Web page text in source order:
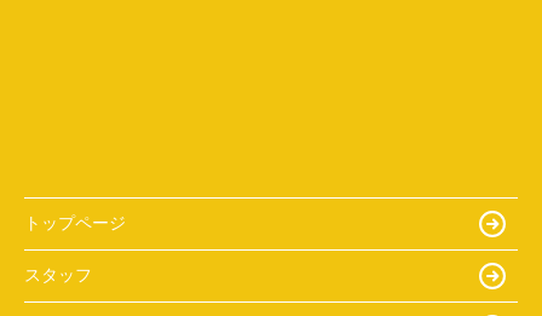
トップページ
スタッフ